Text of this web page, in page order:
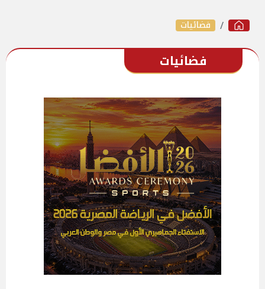
فضائيات
فضائيات